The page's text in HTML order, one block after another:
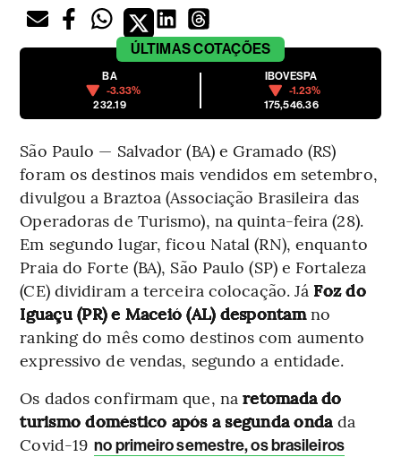
ÚLTIMASCOTAÇÕES
BA
-3.33%
232.19
IBOVESPA
-1.23%
175,546.36
São Paulo — Salvador (BA) e Gramado (RS)
foram os destinos mais vendidos em setembro,
divulgou a Braztoa (Associação Brasileira das
Operadoras de Turismo), na quinta-feira (28).
Em segundo lugar, ficou Natal (RN), enquanto
Praia do Forte (BA), São Paulo (SP) e Fortaleza
(CE) dividiram a terceira colocação. Já Foz do
Iguaçu (PR) e Maceió (AL) despontamno
ranking do mês como destinos com aumento
expressivo de vendas, segundo a entidade.
Os dados confirmam que, naretomada do
turismo doméstico após a segunda onda da
Covid-19 no primeiro semestre, os brasileiros